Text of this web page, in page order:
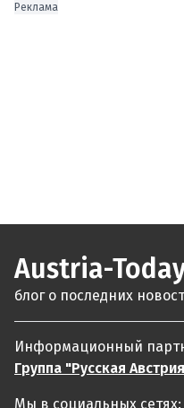
Реклама
Austria-
блог о последних
Информационный
Группа "Русская
Мы в социальных сетях: